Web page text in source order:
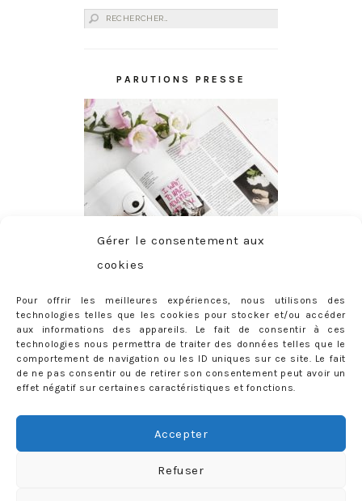
Gérer le consentement aux
cookies
Pour offrir les meilleures expériences, nous utilisons des
technologies telles que les cookies pour stocker et/ou accéder
aux informations des appareils. Le fait de consentir à ces
technologies nous permettra de traiter des données telles que le
comportement de navigation ou les ID uniques sur ce site. Le fait
de ne pas consentir ou de retirer son consentement peut avoir un
effet négatif sur certaines caractéristiques et fonctions.
Accepter
Refuser
Rechercher :
PARUTIONS PRESSE
ABONNEMENT
Adresse
Rejoignez les 398 autres abonnés